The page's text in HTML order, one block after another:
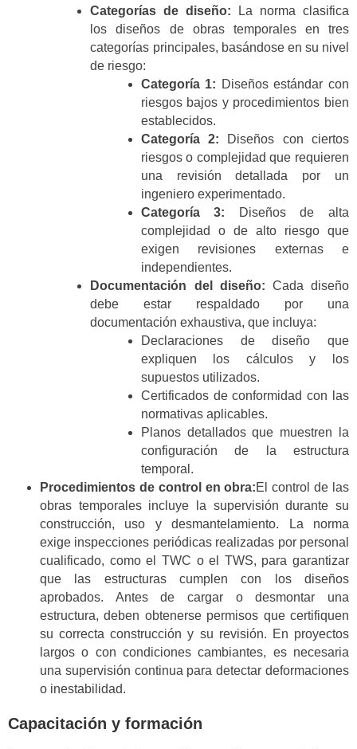
Categorías de diseño:
La norma clasifica
los diseños de obras temporales en tres
categorías principales, basándose en su nivel
de riesgo:
Categoría 1: Diseños estándar con
riesgos bajos y procedimientos bien
establecidos.
Categoría 2: Diseños con ciertos
riesgos o complejidad que requieren
una revisión detallada por un
ingeniero experimentado.
Categoría 3: Diseños de alta
complejidad o de alto riesgo que
exigen revisiones externas e
independientes.
Documentación del diseño: Cada diseño
debe estar respaldado por una
documentación exhaustiva, que incluya:
Declaraciones de diseño que
expliquen los cálculos y los
supuestos utilizados.
Certificados de conformidad con las
normativas aplicables.
Planos detallados que muestren la
configuración de la estructura
temporal.
Procedimientos de control en obra:El control de las
obras temporales incluye la supervisión durante su
construcción, uso y desmantelamiento. La norma
exige inspecciones periódicas realizadas por personal
cualificado, como el TWC o el TWS, para garantizar
que las estructuras cumplen con los diseños
aprobados. Antes de cargar o desmontar una
estructura, deben obtenerse permisos que certifiquen
su correcta construcción y su revisión. En proyectos
largos o con condiciones cambiantes, es necesaria
una supervisión continua para detectar deformaciones
o inestabilidad.
Capacitación y formación